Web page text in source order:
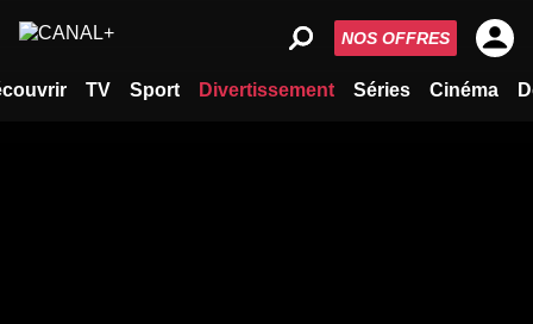
TV Sport Divertissement Séries Cinéma
NOS OFFRES